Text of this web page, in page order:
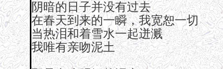
阴暗的日子并没有过去
在春天到来的一瞬，我宽恕一切
当热泪和着雪水一起迸溅
我唯有亲吻泥土